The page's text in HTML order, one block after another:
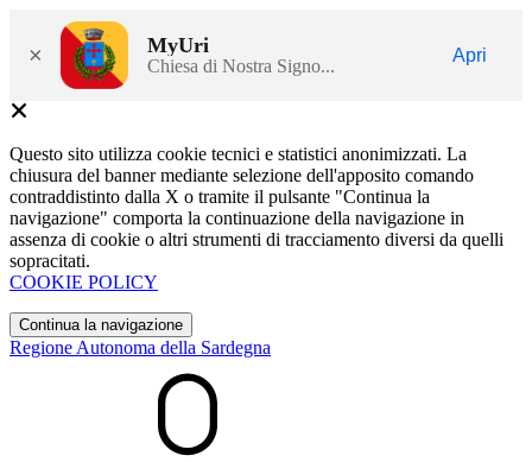
× MyUri
Chiesa di Nostra Signo...
Apri
Questo sito utilizza cookie tecnici e statistici anonimizzati. La
chiusura del banner mediante selezione dell'apposito comando
contraddistinto dalla X o tramite il pulsante "Continua la
navigazione" comporta la continuazione della navigazione in
assenza di cookie o altri strumenti di tracciamento diversi da quelli
sopracitati.
COOKIE POLICY
Continua la navigazione
Regione Autonoma della Sardegna